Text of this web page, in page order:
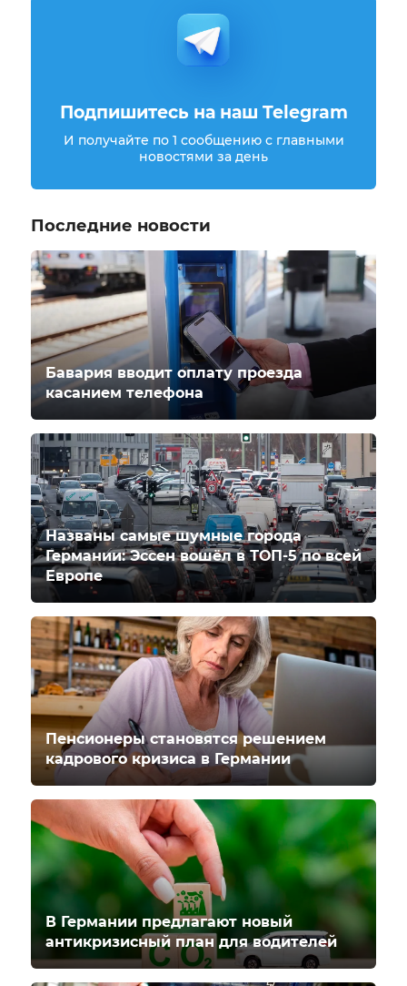
Подпишитесь на наш Telegram
И получайте по 1 сообщению с главными
новостями за день
Последние новости
Бавария вводит оплату проезда
касанием телефона
Названы самые шумные города
Германии: Эссен вошёл в ТОП-5 по всей
Европе
Пенсионеры становятся решением
кадрового кризиса в Германии
В Германии предлагают новый
антикризисный план для водителей